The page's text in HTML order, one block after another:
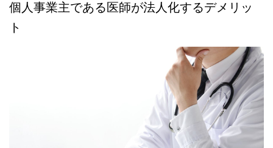
個人事業主である医師が法人化するデメリッ
ト